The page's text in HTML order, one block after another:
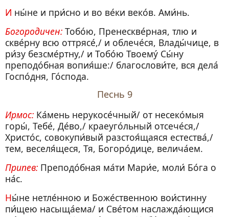
И ны́не и при́сно и во ве́ки веко́в. Ами́нь.
Богородичен: Тобо́ю, Пренескве́рная, тлю и
скве́рну всю оттрясе́,/ и облече́ся, Влады́чице, в
ри́зу безсме́ртну,/ и Тобо́ю Твоему́ Сы́ну
преподо́бная вопия́ше:/ благослови́те, вся дела́
Госпо́дня, Го́спода.
Песнь 9
Ирмос: Ка́мень нерукосе́чный/ от несеко́мыя
горы́, Тебе́, Де́во,/ краеуго́льный отсече́ся,/
Христо́с, совокупи́вый разстоя́щаяся естества́,/
тем, веселя́щеся, Тя, Богоро́дице, велича́ем.
Припев: Преподо́бная ма́ти Мари́е, моли́ Бо́га о
на́с.
Ны́не нетле́нною и Боже́ственною вои́стинну
пи́щею насыща́ема/ и Све́том наслажда́ющися